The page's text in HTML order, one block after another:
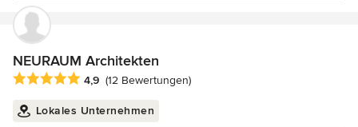
NEURAUM Architekten
Durchschnittliche Bewertung: 4.9 von 5 Sternen
4,9 (12 Bewertungen)
Lokales Unternehmen